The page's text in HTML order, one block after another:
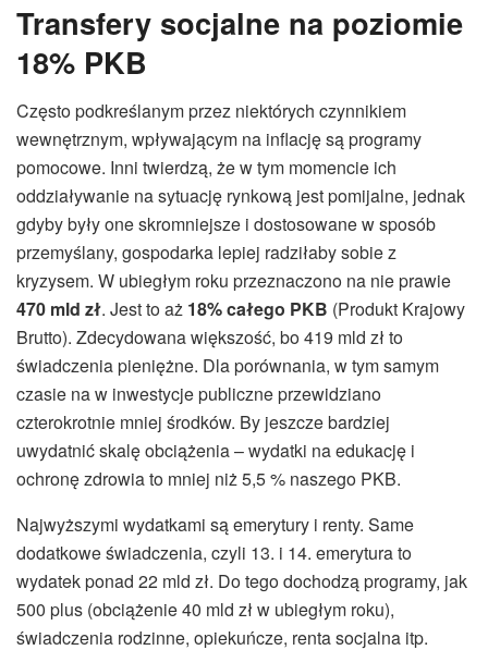
Transfery socjalne na poziomie
18% PKB
Często podkreślanym przez niektórych czynnikiem
wewnętrznym, wpływającym na inflację są programy
pomocowe. Inni twierdzą, że w tym momencie ich
oddziaływanie na sytuację rynkową jest pomijalne, jednak
gdyby były one skromniejsze i dostosowane w sposób
przemyślany, gospodarka lepiej radziłaby sobie z
kryzysem. W ubiegłym roku przeznaczono na nie prawie
470 mld zł. Jest to aż 18% całego PKB (Produkt Krajowy
Brutto). Zdecydowana większość, bo 419 mld zł to
świadczenia pieniężne. Dla porównania, w tym samym
czasie na w inwestycje publiczne przewidziano
czterokrotnie mniej środków. By jeszcze bardziej
uwydatnić skalę obciążenia – wydatki na edukację i
ochronę zdrowia to mniej niż 5,5 % naszego PKB.
Najwyższymi wydatkami są emerytury i renty. Same
dodatkowe świadczenia, czyli 13. i 14. emerytura to
wydatek ponad 22 mld zł. Do tego dochodzą programy, jak
500 plus (obciążenie 40 mld zł w ubiegłym roku),
świadczenia rodzinne, opiekuńcze, renta socjalna itp.